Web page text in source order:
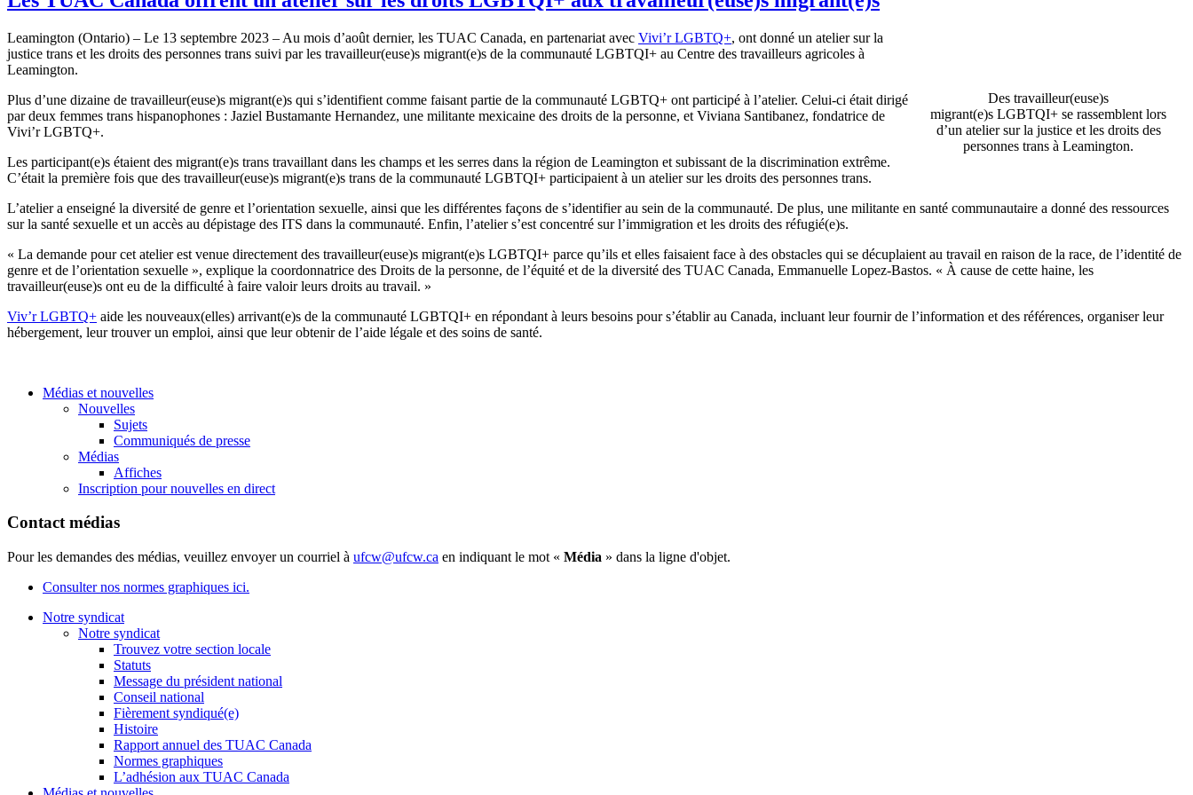
Des travailleur(euse)s
migrant(e)s LGBTQI+ se rassemblent lors
d’un atelier sur la justice et les droits des
personnes trans à Leamington.
Leamington (Ontario) – Le 13 septembre 2023 – Au mois d’août dernier, les TUAC Canada, en partenariat avec Vivi’r LGBTQ+, ont donné un atelier sur la
justice trans et les droits des personnes trans suivi par les travailleur(euse)s migrant(e)s de la communauté LGBTQI+ au Centre des travailleurs agricoles à
Leamington.
Plus d’une dizaine de travailleur(euse)s migrant(e)s qui s’identifient comme faisant partie de la communauté LGBTQ+ ont participé à l’atelier. Celui-ci était dirigé
par deux femmes trans hispanophones : Jaziel Bustamante Hernandez, une militante mexicaine des droits de la personne, et Viviana Santibanez, fondatrice de
Vivi’r LGBTQ+.
Les participant(e)s étaient des migrant(e)s trans travaillant dans les champs et les serres dans la région de Leamington et subissant de la discrimination extrême.
C’était la première fois que des travailleur(euse)s migrant(e)s trans de la communauté LGBTQI+ participaient à un atelier sur les droits des personnes trans.
L’atelier a enseigné la diversité de genre et l’orientation sexuelle, ainsi que les différentes façons de s’identifier au sein de la communauté. De plus, une militante en santé communautaire a donné des ressources
sur la santé sexuelle et un accès au dépistage des ITS dans la communauté. Enfin, l’atelier s’est concentré sur l’immigration et les droits des réfugié(e)s.
« La demande pour cet atelier est venue directement des travailleur(euse)s migrant(e)s LGBTQI+ parce qu’ils et elles faisaient face à des obstacles qui se décuplaient au travail en raison de la race, de l’identité de
genre et de l’orientation sexuelle », explique la coordonnatrice des Droits de la personne, de l’équité et de la diversité des TUAC Canada, Emmanuelle Lopez-Bastos. « À cause de cette haine, les
travailleur(euse)s ont eu de la difficulté à faire valoir leurs droits au travail. »
Viv’r LGBTQ+ aide les nouveaux(elles) arrivant(e)s de la communauté LGBTQI+ en répondant à leurs besoins pour s’établir au Canada, incluant leur fournir de l’information et des références, organiser leur
hébergement, leur trouver un emploi, ainsi que leur obtenir de l’aide légale et des soins de santé.
Médias et nouvelles
Nouvelles
Sujets
Communiqués de presse
Médias
Affiches
Inscription pour nouvelles en direct
Contact médias
Pour les demandes des médias, veuillez envoyer un courriel à ufcw@ufcw.ca en indiquant le mot « Média » dans la ligne d'objet.
Consulter nos normes graphiques ici.
Notre syndicat
Notre syndicat
Trouvez votre section locale
Statuts
Message du président national
Conseil national
Fièrement syndiqué(e)
Histoire
Rapport annuel des TUAC Canada
Normes graphiques
L’adhésion aux TUAC Canada